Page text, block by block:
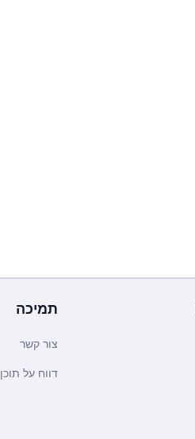
תמיכה
צור קשר
דווח על תוכן